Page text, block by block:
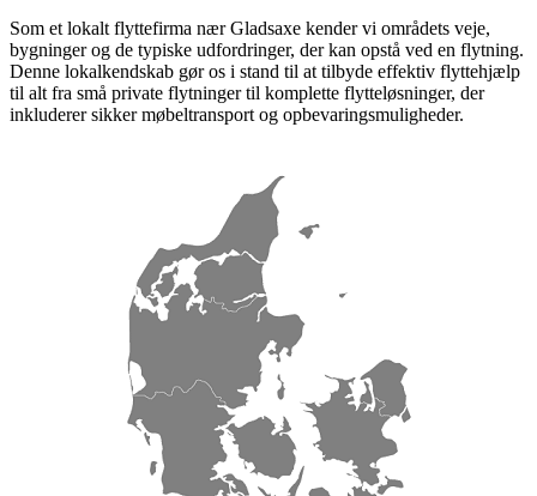
Som et lokalt flyttefirma nær Gladsaxe kender vi områdets veje,
bygninger og de typiske udfordringer, der kan opstå ved en flytning.
Denne lokalkendskab gør os i stand til at tilbyde effektiv flyttehjælp
til alt fra små private flytninger til komplette flytteløsninger, der
inkluderer sikker møbeltransport og opbevaringsmuligheder.